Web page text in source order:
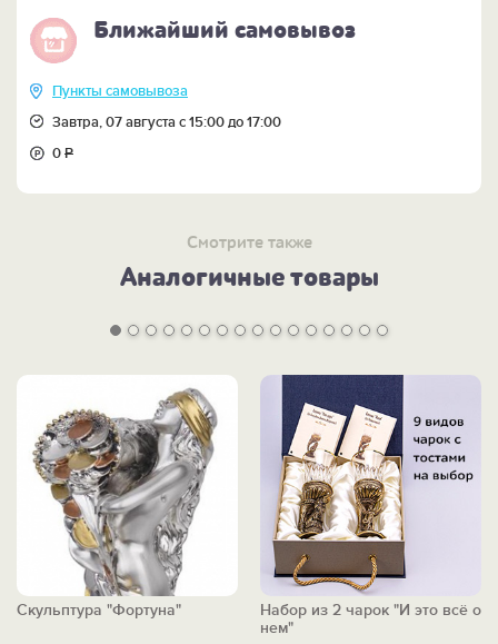
Ближайший самовывоз
Пункты самовывоза
Завтра, 07 августа с 15:00 до 17:00
0Р
Смотрите также
Аналогичные товары
Скульптура "Фортуна"
Набор из 2 чарок "И это всё о
нем"